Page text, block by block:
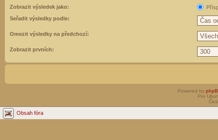
Zobrazit výsledek jako:
Seřadit výsledky podle:
Omezit výsledky na předchozí:
Zobrazit prvních:
Powered by
Pro
Obsah fóra